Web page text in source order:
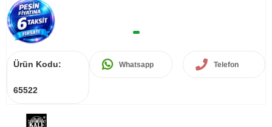
Ürün Kodu:
65522
Whatsapp Telefon